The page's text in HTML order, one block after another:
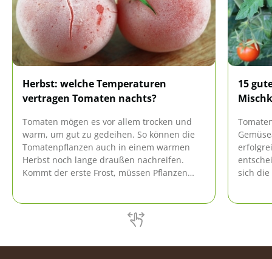
Herbst: welche Temperaturen
vertragen Tomaten nachts?
Tomaten mögen es vor allem trocken und
warm, um gut zu gedeihen. So können die
Tomatenpflanzen auch in einem warmen
Herbst noch lange draußen nachreifen.
Kommt der erste Frost, müssen Pflanzen
15
sich